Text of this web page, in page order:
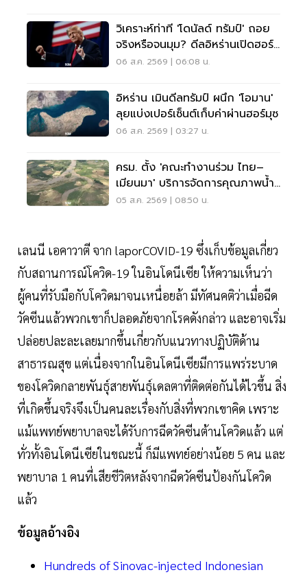
วิเคราะห์ท่าที 'โดนัลด์ ทรัมป์' ถอย
จริงหรือจนมุม? ดีลอิหร่านเปิดฮอร์
มุซ
06 ส.ค. 2569 | 06:08 น.
อิหร่าน เมินดีลทรัมป์ ผนึก 'โอมาน'
ลุยแบ่งเปอร์เซ็นต์เก็บค่าผ่านฮอร์มุซ
06 ส.ค. 2569 | 03:27 น.
ครม. ตั้ง 'คณะทำงานร่วม ไทย–
เมียนมา' บริการจัดการคุณภาพน้ำ
ข้ามแดน
05 ส.ค. 2569 | 08:50 น.
เลนนี เอคาวาตี จาก laporCOVID-19 ซึ่งเก็บข้อมูลเกี่ยว
กับสถานการณ์โควิด-19 ในอินโดนีเซีย ให้ความเห็นว่า
ผู้คนที่รับมือกับโควิดมาจนเหนื่อยล้า มีทัศนคติว่าเมื่อฉีด
วัคซีนแล้วพวกเขาก็ปลอดภัยจากโรคดังกล่าว และอาจเริ่ม
ปล่อยปละละเลยมากขึ้นเกี่ยวกับแนวทางปฏิบัติด้าน
สาธารณสุข แต่เนื่องจากในอินโดนีเซียมีการแพร่ระบาด
ของโควิดกลายพันธุ์สายพันธุ์เดลตาที่ติดต่อกันได้ไวขึ้น สิ่ง
ที่เกิดขึ้นจริงจึงเป็นคนละเรื่องกับสิ่งที่พวกเขาคิด เพราะ
แม้แพทย์พยาบาลจะได้รับการฉีดวัคซีนต้านโควิดแล้ว แต่
ทั่วทั้งอินโดนีเซียในขณะนี้ ก็มีแพทย์อย่างน้อย 5 คน และ
พยาบาล 1 คนที่เสียชีวิตหลังจากฉีดวัคซีนป้องกันโควิด
แล้ว
ข้อมูลอ้างอิง
Hundreds of Sinovac-injected Indonesian